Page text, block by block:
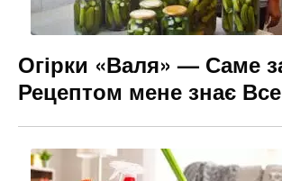
Огірки «Валя» — Саме
Рецептом мене знає